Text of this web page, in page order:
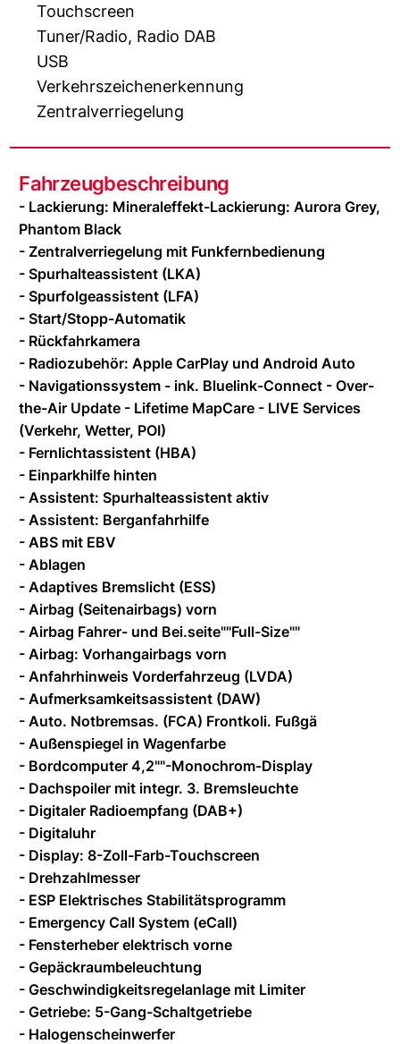
Touchscreen
Tuner/Radio, Radio DAB
USB
Verkehrszeichenerkennung
Zentralverriegelung
Fahrzeugbeschreibung
- Lackierung: Mineraleffekt-Lackierung: Aurora Grey,
Phantom Black
- Zentralverriegelung mit Funkfernbedienung
- Spurhalteassistent (LKA)
- Spurfolgeassistent (LFA)
- Start/Stopp-Automatik
- Rückfahrkamera
- Radiozubehör: Apple CarPlay und Android Auto
- Navigationssystem - ink. Bluelink-Connect - Over-
the-Air Update - Lifetime MapCare - LIVE Services
(Verkehr, Wetter, POI)
- Fernlichtassistent (HBA)
- Einparkhilfe hinten
- Assistent: Spurhalteassistent aktiv
- Assistent: Berganfahrhilfe
- ABS mit EBV
- Ablagen
- Adaptives Bremslicht (ESS)
- Airbag (Seitenairbags) vorn
- Airbag Fahrer- und Bei.seite""Full-Size""
- Airbag: Vorhangairbags vorn
- Anfahrhinweis Vorderfahrzeug (LVDA)
- Aufmerksamkeitsassistent (DAW)
- Auto. Notbremsas. (FCA) Frontkoli. Fußgä
- Außenspiegel in Wagenfarbe
- Bordcomputer 4,2""-Monochrom-Display
- Dachspoiler mit integr. 3. Bremsleuchte
- Digitaler Radioempfang (DAB+)
- Digitaluhr
- Display: 8-Zoll-Farb-Touchscreen
- Drehzahlmesser
- ESP Elektrisches Stabilitätsprogramm
- Emergency Call System (eCall)
- Fensterheber elektrisch vorne
- Gepäckraumbeleuchtung
- Geschwindigkeitsregelanlage mit Limiter
- Getriebe: 5-Gang-Schaltgetriebe
- Halogenscheinwerfer